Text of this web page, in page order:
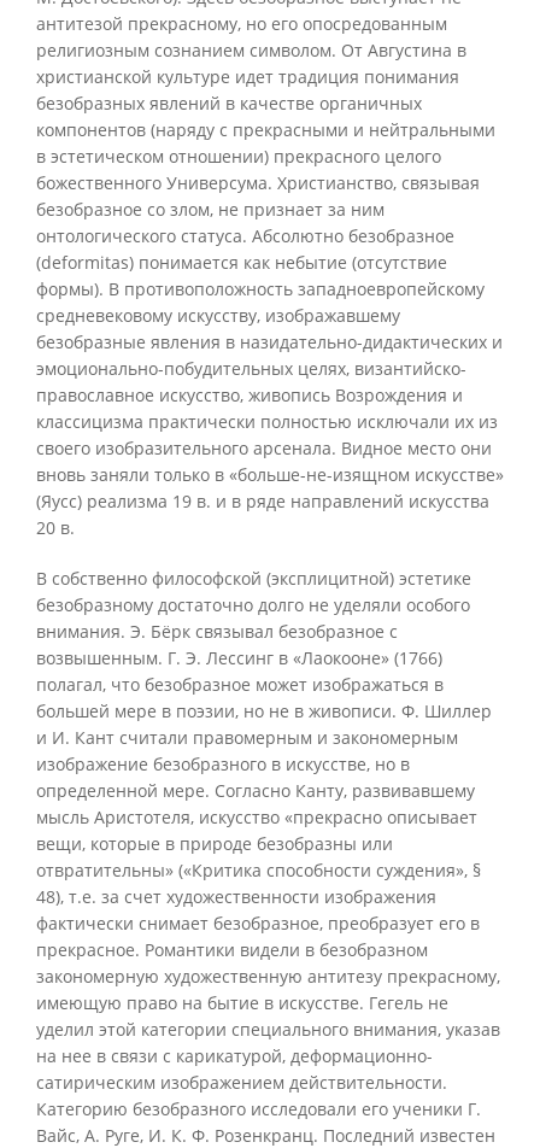
антитезой прекрасному, но его опосредованным
религиозным сознанием символом. От Августина в
христианской культуре идет традиция понимания
безобразных явлений в качестве органичных
компонентов (наряду с прекрасными и нейтральными
в эстетическом отношении) прекрасного целого
божественного Универсума. Христианство, связывая
безобразное со злом, не признает за ним
онтологического статуса. Абсолютно безобразное
(deformitas) понимается как небытие (отсутствие
формы). В противоположность западноевропейскому
средневековому искусству, изображавшему
безобразные явления в назидательно-дидактических и
эмоционально-побудительных целях, византийско-
православное искусство, живопись Возрождения и
классицизма практически полностью исключали их из
своего изобразительного арсенала. Видное место они
вновь заняли только в «больше-не-изящном искусстве»
(Яусс) реализма 19 в. и в ряде направлений искусства
20 в.
В собственно философской (эксплицитной) эстетике
безобразному достаточно долго не уделяли особого
внимания. Э. Бёрк связывал безобразное с
возвышенным. Г. Э. Лессинг в «Лаокооне» (1766)
полагал, что безобразное может изображаться в
большей мере в поэзии, но не в живописи. Ф. Шиллер
и И. Кант считали правомерным и закономерным
изображение безобразного в искусстве, но в
определенной мере. Согласно Канту, развивавшему
мысль Аристотеля, искусство «прекрасно описывает
вещи, которые в природе безобразны или
отвратительны» («Критика способности суждения», §
48), т.е. за счет художественности изображения
фактически снимает безобразное, преобразует его в
прекрасное. Романтики видели в безобразном
закономерную художественную антитезу прекрасному,
имеющую право на бытие в искусстве. Гегель не
уделил этой категории специального внимания, указав
на нее в связи с карикатурой, деформационно-
сатирическим изображением действительности.
Категорию безобразного исследовали его ученики Г.
Вайс, А. Руге, И. К. Ф. Розенкранц. Последний известен